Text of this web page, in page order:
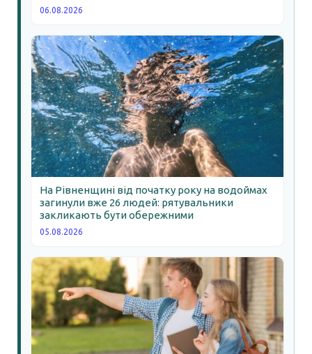
06.08.2026
На Рівненщині від початку року на водоймах
загинули вже 26 людей: рятувальники
закликають бути обережними
05.08.2026